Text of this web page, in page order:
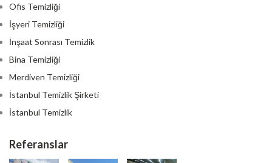
Ofis Temizliği
İşyeri Temizliği
İnşaat Sonrası Temizlik
Bina Temizliği
Merdiven Temizliği
İstanbul Temizlik Şirketi
İstanbul Temizlik
Referanslar